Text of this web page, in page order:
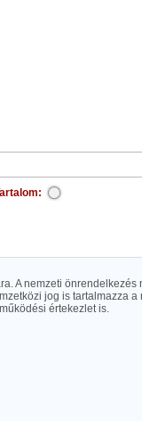
A nemzeti önrendelkezés
jog is tartalmazza
értekezlet is.